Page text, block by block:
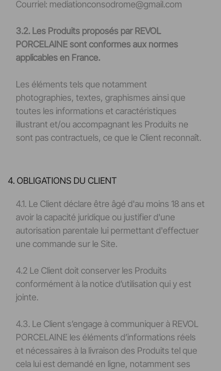
Courriel: mediationconsodrome@gmail.com
3.2. Les Produits proposés par REVOL
PORCELAINE sont conformes aux normes
applicables en France.
Les éléments tels que notamment
photographies, textes, graphismes ainsi que
toutes les informations et caractéristiques
illustrant et/ou accompagnant les Produits ne
sont pas contractuels, ce que le Client reconnaît.
4. OBLIGATIONS DU CLIENT
4.1. Le Client déclare être âgé d'au moins 18 ans et
avoir la capacité juridique ou justifier d'une
autorisation parentale lui permettant d'effectuer
une commande sur le Site.
4.2 Le Client doit conserver les Produits
conformément à la notice d’utilisation qui y est
jointe.
4.3. Le Client s’engage à communiquer à REVOL
PORCELAINE les éléments d’informations réels
et nécessaires à la livraison des Produits tel que
cela lui est demandé en ligne, notamment ses